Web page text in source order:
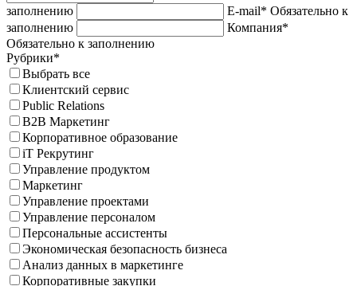
заполнению
E-mail* Обязательно к
заполнению
Компания*
Обязательно к заполнению
Рубрики*
Выбрать все
Клиентский сервис
Public Relations
B2B Маркетинг
Корпоративное образование
iT Рекрутинг
Управление продуктом
Маркетинг
Управление проектами
Управление персоналом
Персональные ассистенты
Экономическая безопасность бизнеса
Анализ данных в маркетинге
Корпоративные закупки